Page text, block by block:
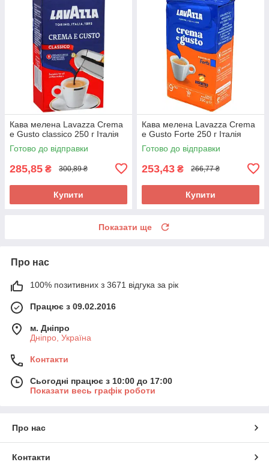
Кава мелена Lavazza Crema
e Gusto classico 250 г Італія
Готово до відправки
285,85 ₴ 300,89 ₴
Купити
Кава мелена Lavazza Crema
e Gusto Forte 250 г Італія
Готово до відправки
253,43 ₴ 266,77 ₴
Купити
Показати ще
Про нас
100% позитивних з 3671 відгука за рік
Працює з 09.02.2016
м. Дніпро
Дніпро, Україна
Контакти
Сьогодні працює з 10:00 до 17:00
Показати весь графік роботи
Про нас
Контакти